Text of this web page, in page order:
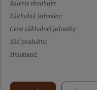
Balenie obsahuje:
Základná jednotka:
Cena základnej jednotky:
Kód produktu:
Hmotnosť: